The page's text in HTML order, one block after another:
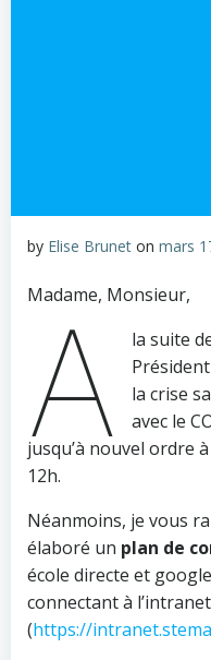
by Elise Brunet on mars
Madame, Monsieur,
A
la suite
la crise
avec le
jusqu’à nouvel ordre
12h.
Néanmoins, je vous
élaboré un plan de
école directe et
connectant à
(https://